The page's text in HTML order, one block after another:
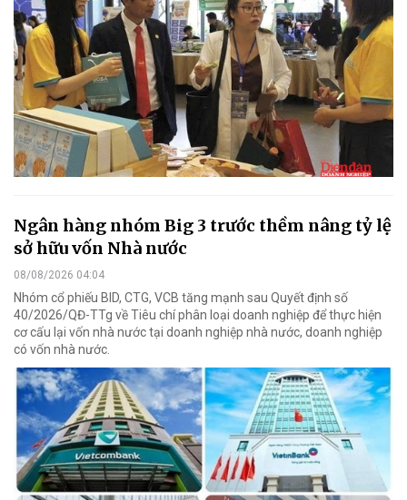
Ngân hàng nhóm Big 3 trước thềm nâng tỷ lệ
sở hữu vốn Nhà nước
08/08/2026 04:04
Nhóm cổ phiếu BID, CTG, VCB tăng mạnh sau Quyết định số
40/2026/QĐ-TTg về Tiêu chí phân loại doanh nghiệp để thực hiện
cơ cấu lại vốn nhà nước tại doanh nghiệp nhà nước, doanh nghiệp
có vốn nhà nước.